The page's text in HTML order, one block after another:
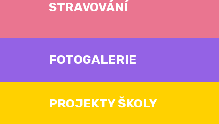
STRAVOVÁNÍ
FOTOGALERIE
PROJEKTY ŠKOLY